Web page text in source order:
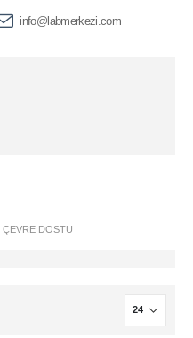
info@labmerkezi.com
ÇEVRE DOSTU